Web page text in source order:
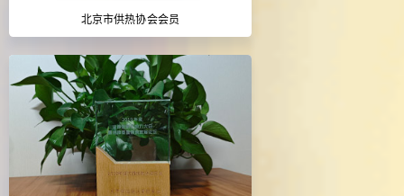
北京市供热协会会员